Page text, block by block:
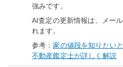
強みです。
AI査定の更新情報は、メー
れます。
参考：家の値段を知りたい
不動産鑑定士が詳しく解説